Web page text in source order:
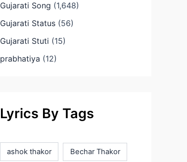
Gujarati Song (1,648)
Gujarati Status (56)
Gujarati Stuti (15)
prabhatiya (12)
Lyrics By Tags
ashok thakor Bechar Thakor